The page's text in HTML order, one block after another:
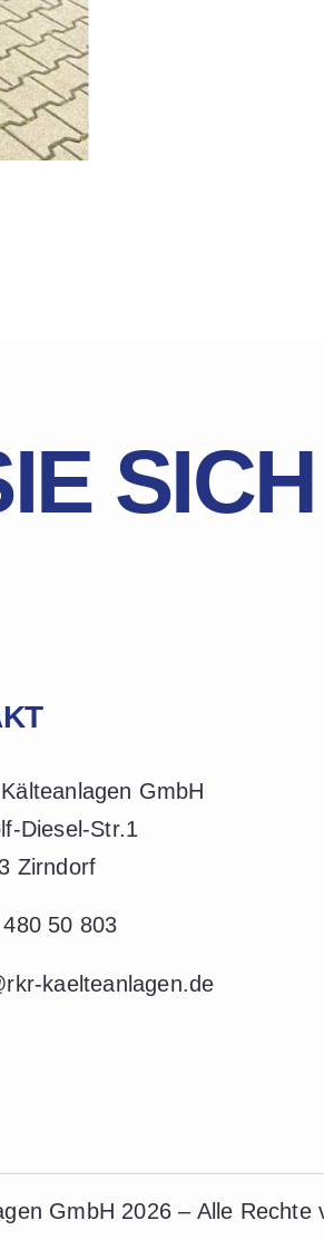
SICH
GmbH
Diesel-Str.1
Zirndorf
50 803
kaelteanlagen.de
GmbH 2026 – Alle Rechte